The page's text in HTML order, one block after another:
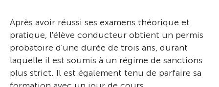
Après avoir réussi ses examens théorique et
pratique, l'élève conducteur obtient un permis
probatoire d'une durée de trois ans, durant
laquelle il est soumis à un régime de sanctions
plus strict. Il est également tenu de parfaire sa